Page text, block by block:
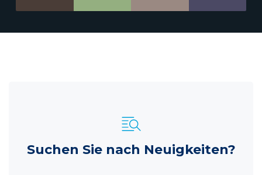
Suchen Sie nach Neuigkeiten?